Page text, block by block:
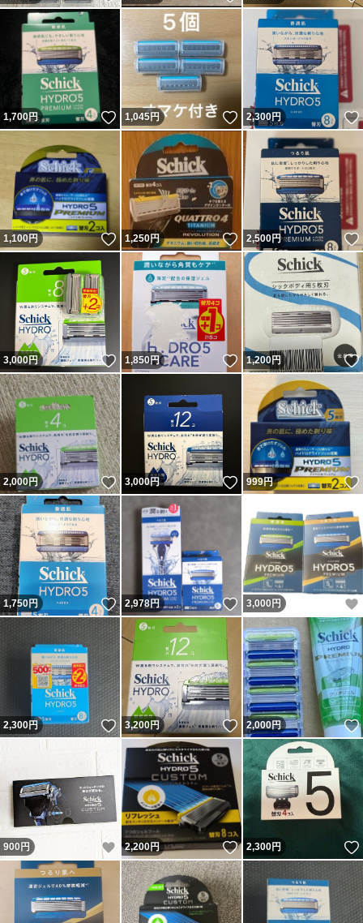
1,700円 いいね！
1,045円 いいね！
2,300円
1,100円 いいね！
1,250円 いいね！
2,500円
3,000円 いいね！
1,850円 いいね！
1,200円
2,000円 いいね！
3,000円 いいね！
999円
1,750円 いいね！
2,978円 いいね！
3,000 円
2,300円 いいね！
3,200円 いいね！
2,000円
900 円 いいね！
2,200円 いいね！
2,300円